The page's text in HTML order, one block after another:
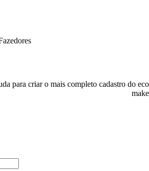
para criar o mais completo cadastro do